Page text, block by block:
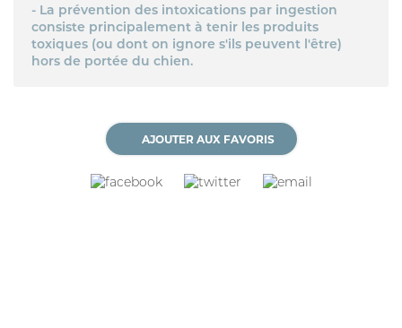
- La prévention des intoxications par ingestion
consiste principalement à tenir les produits
toxiques (ou dont on ignore s'ils peuvent l'être)
hors de portée du chien.
AJOUTER AUX FAVORIS